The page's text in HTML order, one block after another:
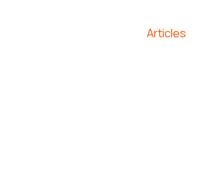
Articles